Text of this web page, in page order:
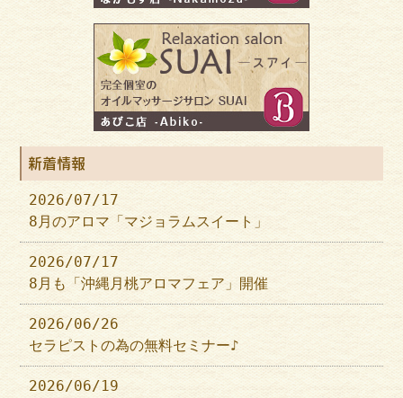
新着情報
2026/07/17
8月のアロマ「マジョラムスイート」
2026/07/17
8月も「沖縄月桃アロマフェア」開催
2026/06/26
セラピストの為の無料セミナー♪
2026/06/19